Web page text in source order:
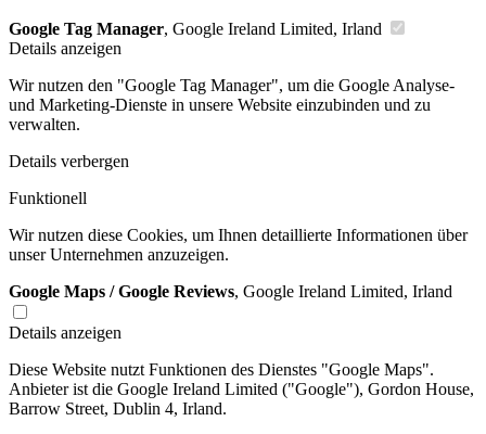
Google Tag Manager, Google Ireland Limited, Irland
Details anzeigen
Wir nutzen den "Google Tag Manager", um die Google Analyse-
und Marketing-Dienste in unsere Website einzubinden und zu
verwalten.
Details verbergen
Funktionell
Wir nutzen diese Cookies, um Ihnen detaillierte Informationen über
unser Unternehmen anzuzeigen.
Google Maps / Google Reviews, Google Ireland Limited, Irland
Details anzeigen
Diese Website nutzt Funktionen des Dienstes "Google Maps".
Anbieter ist die Google Ireland Limited ("Google"), Gordon House,
Barrow Street, Dublin 4, Irland.